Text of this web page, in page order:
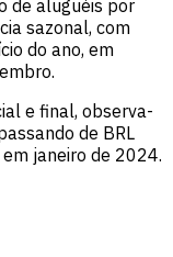
de aluguéis por
sazonal, com
do ano, em
e final, observa-
de BRL
janeiro de 2024.